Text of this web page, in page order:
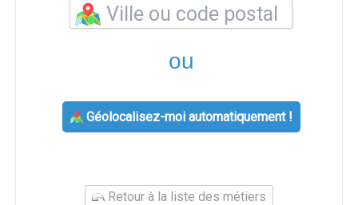
ou
Géolocalisez-moi automatiquement !
Retour à la liste des métiers